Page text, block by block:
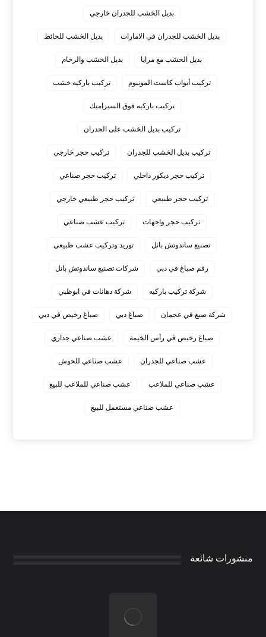
بديل الخشب للجدران خارجي
بديل الخشب للجدران في الامارات بديل الخشب للحائط
بديل الخشب مع مرايا بديل الخشب والرخام
تركيب أبواب كاست المونيوم تركيب باركيه خشب
تركيب باركيه فوق السيراميك
تركيب بديل الخشب على الجدران
تركيب بديل الخشب للجدران تركيب حجر خارجي
تركيب حجر ديكور داخلي تركيب حجر صناعي
تركيب حجر طبيعي تركيب حجر طبيعي خارجي
تركيب حجر واجهات تركيب عشب صناعي
تصنيع ساندوتش بانل توريد وتركيب عشب طبيعي
رقم صباغ في دبي شركات تصنيع ساندوتش بانل
شركة تركيب باركيه شركة دهانات في ابوظبي
شركة صبغ في عجمان صباغ دبي صباغ رخيص في دبي
صباغ رخيص في رأس الخيمة عشب صناعي جداري
عشب صناعي للجدران عشب صناعي للحوش
عشب صناعي للملاعب عشب صناعي للملاعب للبيع
عشب صناعي مستعمل للبيع
منشورات شائعة